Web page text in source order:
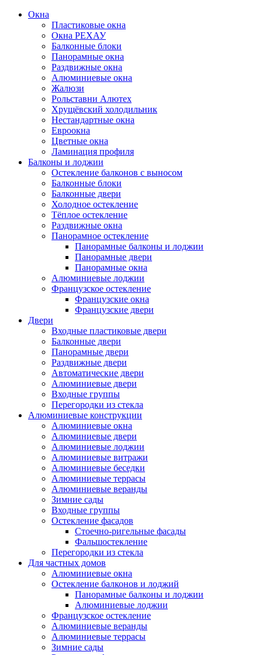
Окна
Пластиковые окна
Окна РЕХАУ
Балконные блоки
Панорамные окна
Раздвижные окна
Алюминиевые окна
Жалюзи
Рольставни Алютех
Хрущёвский холодильник
Нестандартные окна
Евроокна
Цветные окна
Ламинация профиля
Балконы и лоджии
Остекление балконов с выносом
Балконные блоки
Балконные двери
Холодное остекление
Тёплое остекление
Раздвижные окна
Панорамное остекление
Панорамные балконы и лоджии
Панорамные двери
Панорамные окна
Алюминиевые лоджии
Французское остекление
Французские окна
Французские двери
Двери
Входные пластиковые двери
Балконные двери
Панорамные двери
Раздвижные двери
Автоматические двери
Алюминиевые двери
Входные группы
Перегородки из стекла
Алюминиевые конструкции
Алюминиевые окна
Алюминиевые двери
Алюминиевые лоджии
Алюминиевые витражи
Алюминиевые беседки
Алюминиевые террасы
Алюминиевые веранды
Зимние сады
Входные группы
Остекление фасадов
Стоечно-ригельные фасады
Фальшостекление
Перегородки из стекла
Для частных домов
Алюминиевые окна
Остекление балконов и лоджий
Панорамные балконы и лоджии
Алюминиевые лоджии
Французское остекление
Алюминиевые веранды
Алюминиевые террасы
Зимние сады